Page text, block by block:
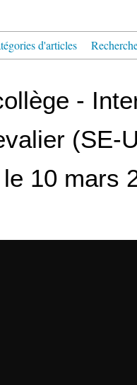
d'articles
-
(SE-
10 mars